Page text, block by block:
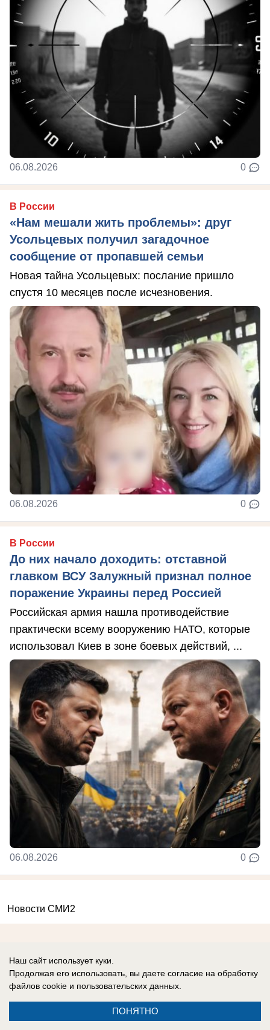
06.08.2026 0
В России
«Нам мешали жить проблемы»: друг
Усольцевых получил загадочное
сообщение от пропавшей семьи
Новая тайна Усольцевых: послание пришло
спустя 10 месяцев после исчезновения.
06.08.2026 0
В России
До них начало доходить: отставной
главком ВСУ Залужный признал полное
поражение Украины перед Россией
Российская армия нашла противодействие
практически всему вооружению НАТО, которые
использовал Киев в зоне боевых действий, ...
06.08.2026 0
Новости СМИ2
Реклама на сайте
Вакансии
Контакты
О компании
Информация
Наш сайт использует куки.
Продолжая его использовать, вы даете согласие на обработку
файлов cookie и пользовательских данных.
ПОНЯТНО